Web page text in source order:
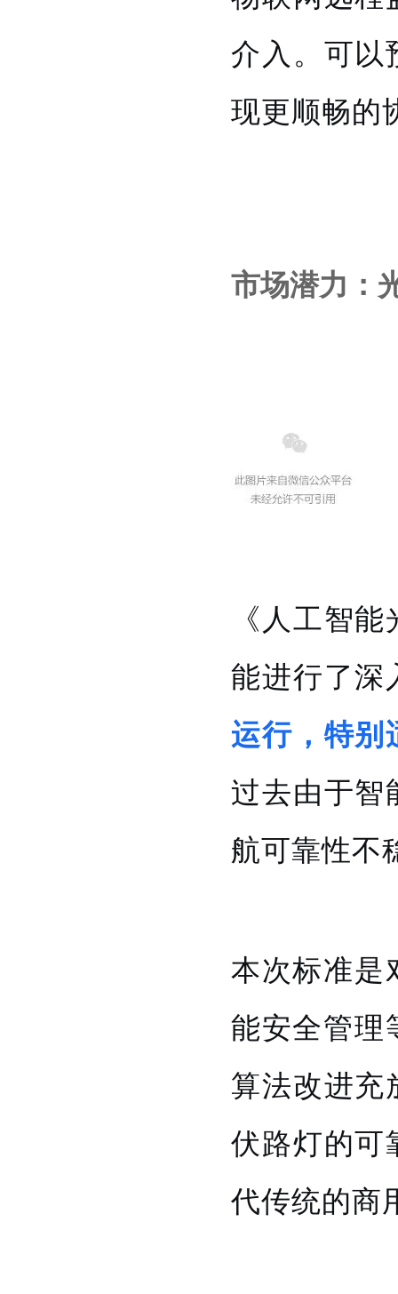
介入。可以
现更顺畅的
市场潜力：
《人工智
能进行了深
运行，特别
过去由于智
航可靠性不
本次标准是
能安全管理
算法改进充
伏路灯的可
代传统的商